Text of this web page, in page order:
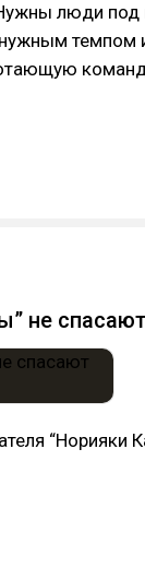
люди
не
“Норияки